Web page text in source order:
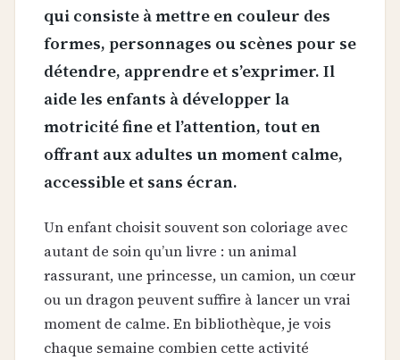
qui consiste à mettre en couleur des
formes, personnages ou scènes pour se
détendre, apprendre et s’exprimer. Il
aide les enfants à développer la
motricité fine et l’attention, tout en
offrant aux adultes un moment calme,
accessible et sans écran.
Un enfant choisit souvent son coloriage avec
autant de soin qu’un livre : un animal
rassurant, une princesse, un camion, un cœur
ou un dragon peuvent suffire à lancer un vrai
moment de calme. En bibliothèque, je vois
chaque semaine combien cette activité